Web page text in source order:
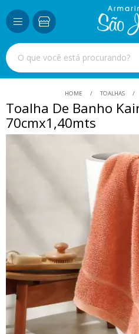
HOME TOALHAS
Toalha De Banho
70cmx1,40mts